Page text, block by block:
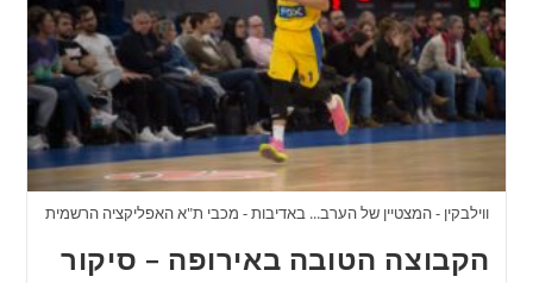
ווילבקין - המצטיין של הערב... באדיבות - מכבי ת"א האפליקציה הרשמית
הקבוצה הטובה באירופה – סיקור